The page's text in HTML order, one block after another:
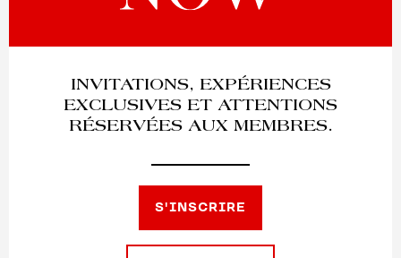
INVITATIONS, EXPÉRIENCES
EXCLUSIVES ET ATTENTIONS
RÉSERVÉES AUX MEMBRES.
S'INSCRIRE